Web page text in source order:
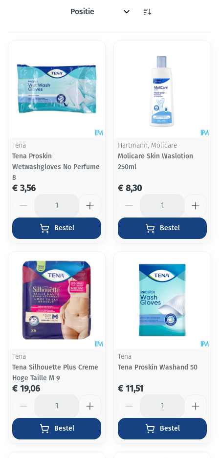
Sorteer op:
Tena
Tena Proskin
Wetwashgloves No Perfume
8
€ 3,56
Bestel
Hartmann, Molicare
Molicare Skin Waslotion
250ml
€ 8,30
Bestel
Tena
Tena Silhouette Plus Creme
Hoge Taille M 9
€ 19,06
Bestel
Tena
Tena Proskin Washand 50
€ 11,51
Bestel